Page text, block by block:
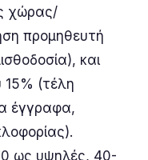
χώρας/
προμηθευτή
και
15% (τέλη
έγγραφα,
ως υψηλές, 40-